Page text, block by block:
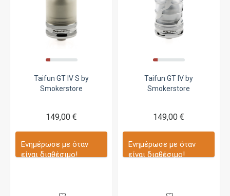
Taifun GT IV S by
Smokerstore
149,00 €
Ενημέρωσε με όταν
είναι διαθέσιμο!
Taifun GT IV by
Smokerstore
149,00 €
Ενημέρωσε με όταν
είναι διαθέσιμο!